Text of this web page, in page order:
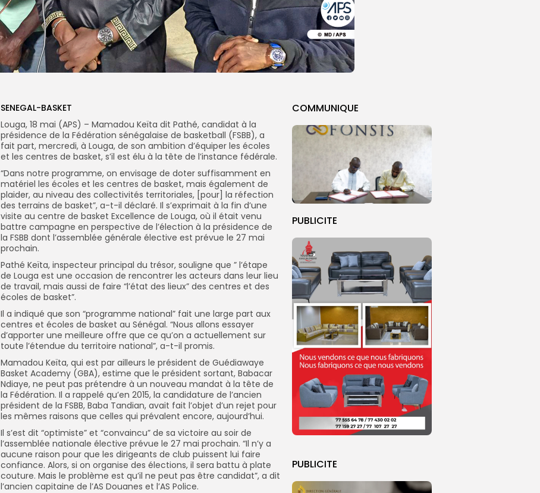
COMMUNIQUE
PUBLICITE
PUBLICITE
SENEGAL-BASKET
Louga, 18 mai (APS) – Mamadou Keïta dit Pathé, candidat à la
présidence de la Fédération sénégalaise de basketball (FSBB), a
fait part, mercredi, à Louga, de son ambition d’équiper les écoles
et les centres de basket, s’il est élu à la tête de l’instance fédérale.
“Dans notre programme, on envisage de doter suffisamment en
matériel les écoles et les centres de basket, mais également de
plaider, au niveau des collectivités territoriales, [pour] la réfection
des terrains de basket”, a-t-il déclaré. Il s’exprimait à la fin d’une
visite au centre de basket Excellence de Louga, où il était venu
battre campagne en perspective de l’élection à la présidence de
la FSBB dont l’assemblée générale élective est prévue le 27 mai
prochain.
Pathé Keïta, inspecteur principal du trésor, souligne que ” l’étape
de Louga est une occasion de rencontrer les acteurs dans leur lieu
de travail, mais aussi de faire “l’état des lieux” des centres et des
écoles de basket”.
Il a indiqué que son “programme national” fait une large part aux
centres et écoles de basket au Sénégal. “Nous allons essayer
d’apporter une meilleure offre que ce qu’on a actuellement sur
toute l’étendue du territoire national”, a-t-il promis.
Mamadou Keïta, qui est par ailleurs le président de Guédiawaye
Basket Academy (GBA), estime que le président sortant, Babacar
Ndiaye, ne peut pas prétendre à un nouveau mandat à la tête de
la Fédération. Il a rappelé qu’en 2015, la candidature de l’ancien
président de la FSBB, Baba Tandian, avait fait l’objet d’un rejet pour
les mêmes raisons que celles qui prévalent encore, aujourd’hui.
Il s’est dit “optimiste” et “convaincu” de sa victoire au soir de
l’assemblée nationale élective prévue le 27 mai prochain. “Il n’y a
aucune raison pour que les dirigeants de club puissent lui faire
confiance. Alors, si on organise des élections, il sera battu à plate
couture. Mais le problème est qu’il ne peut pas être candidat”, a dit
l’ancien capitaine de l’AS Douanes et l’AS Police.